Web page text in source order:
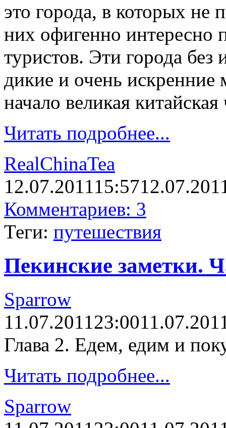
это города, в которых не
них офигенно интересно
туристов. Эти города
дикие и очень искренние
начало великая
Читать подробнее...
RealChinaTea
12.07.201115:57
Комментариев: 3
Теги: путешествия
Пекинские заметки.
Sparrow
11.07.201123:00
Глава 2. Едем, едим и
Читать подробнее...
Sparrow